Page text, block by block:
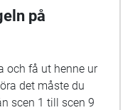
på
och få ut henne ur
det måste du
scen 1 till scen 9